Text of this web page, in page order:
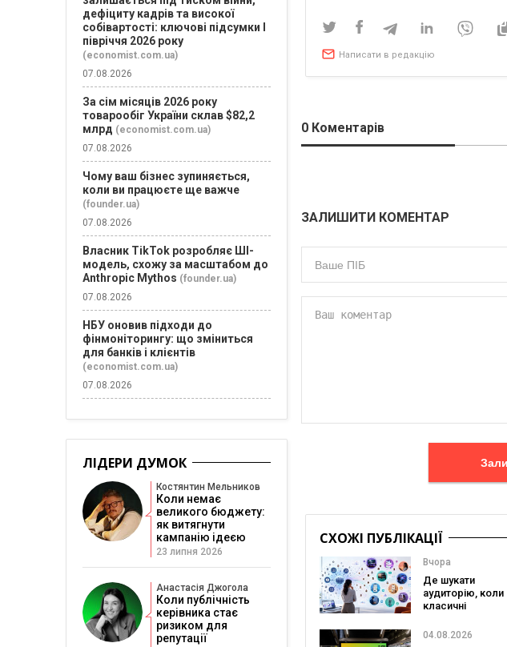
глобальний ринок
Написати в редакцію
0 Коментарів
ЗАЛИШИТИ КОМЕНТАР
СХОЖІ ПУБЛІКАЦІЇ
Вчора
Де шукати
аудиторію, коли
класичні
не дивують
04.08.2026
дефіциту кадрів та високої
собівартості: ключові підсумки І
півріччя 2026 року
(economist.com.ua)
07.08.2026
За сім місяців 2026 року
товарообіг України склав $82,2
млрд (economist.com.ua)
07.08.2026
Чому ваш бізнес зупиняється,
коли ви працюєте ще важче
(founder.ua)
07.08.2026
Власник TikTok розробляє ШІ-
модель, схожу за масштабом до
Anthropic Mythos (founder.ua)
07.08.2026
НБУ оновив підходи до
фінмоніторингу: що зміниться
для банків і клієнтів
(economist.com.ua)
07.08.2026
ЛІДЕРИ ДУМОК
Костянтин Мельников
Коли немає
великого бюджету:
як витягнути
кампанію ідеєю
23 липня 2026
Анастасія Джогола
Коли публічність
керівника стає
ризиком для
репутації